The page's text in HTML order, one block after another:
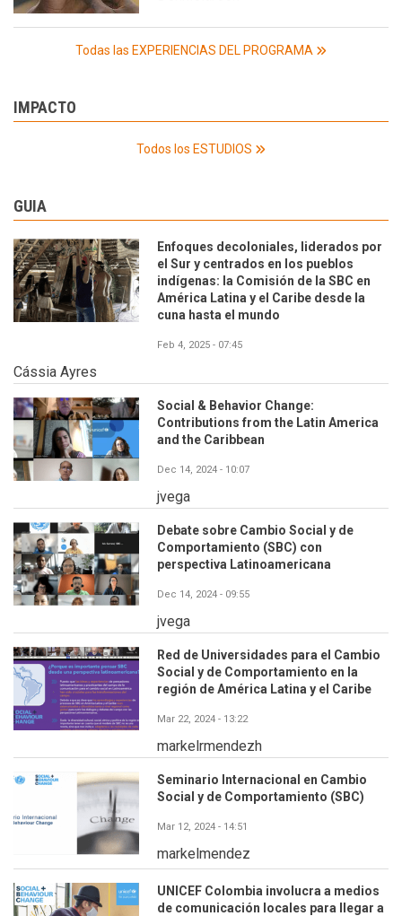
Todas las EXPERIENCIAS DEL PROGRAMA
IMPACTO
Todos los ESTUDIOS
GUIA
Enfoques decoloniales, liderados por
el Sur y centrados en los pueblos
indígenas: la Comisión de la SBC en
América Latina y el Caribe desde la
cuna hasta el mundo
Feb 4, 2025 - 07:45
Cássia Ayres
Social & Behavior Change:
Contributions from the Latin America
and the Caribbean
Dec 14, 2024 - 10:07
jvega
Debate sobre Cambio Social y de
Comportamiento (SBC) con
perspectiva Latinoamericana
Dec 14, 2024 - 09:55
jvega
Red de Universidades para el Cambio
Social y de Comportamiento en la
región de América Latina y el Caribe
Mar 22, 2024 - 13:22
markelrmendezh
Seminario Internacional en Cambio
Social y de Comportamiento (SBC)
Mar 12, 2024 - 14:51
markelmendez
UNICEF Colombia involucra a medios
de comunicación locales para llegar a